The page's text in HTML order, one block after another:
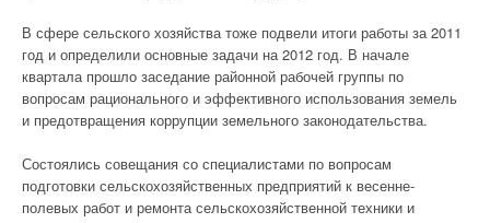
В сфере сельского хозяйства тоже подвели итоги работы за 2011
год и определили основные задачи на 2012 год. В начале
квартала прошло заседание районной рабочей группы по
вопросам рационального и эффективного использования земель
и предотвращения коррупции земельного законодательства.
Состоялись совещания со специалистами по вопросам
подготовки сельскохозяйственных предприятий к весенне-
полевых работ и ремонта сельскохозяйственной техники и